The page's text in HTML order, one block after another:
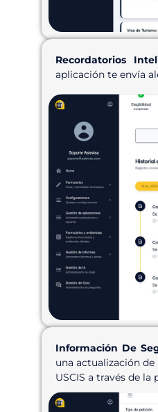
Recordatorios
aplicación te envía
Información De
una actualización
USCIS a través de la